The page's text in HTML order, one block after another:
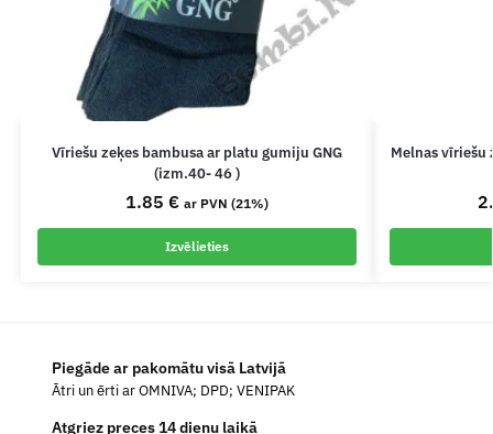
Vīriešu zeķes bambusa ar platu gumiju GNG
(izm.40- 46 )
1.85 € ar PVN (21%)
Izvēlieties
Melnas vīriešu
Piegāde ar pakomātu visā Latvijā
Ātri un ērti ar OMNIVA; DPD; VENIPAK
Atgriez preces 14 dienu laikā